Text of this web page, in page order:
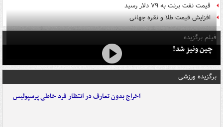
قیمت نفت برنت به ۷۹ دلار رسید
افزایش قیمت طلا و نقره جهانی
فیلم برگزیده
چین ونیز شد!
برگزیده ورزشی
اخراج بدون تعارف در انتظار فرد خاطی پرسپولیس